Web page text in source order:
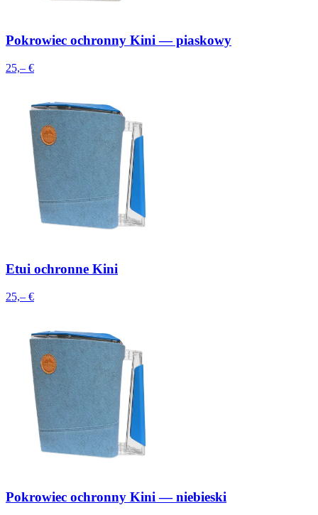
Pokrowiec ochronny Kini — piaskowy
25,– €
Etui ochronne Kini
25,– €
Pokrowiec ochronny Kini — niebieski